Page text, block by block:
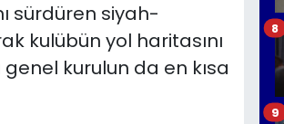
sürdüren siyah-
kulübün yol haritasını
kurulun da en kısa
8
9